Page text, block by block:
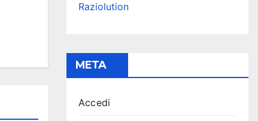
Raziolution
META
Accedi